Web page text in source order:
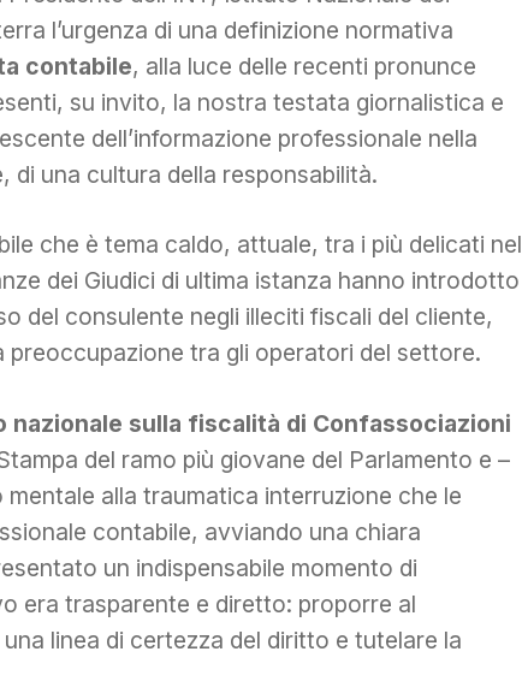
l’urgenza di una definizione normativa
contabile, alla luce delle recenti pronunce
su invito, la nostra testata giornalistica e
dell’informazione professionale nella
una cultura della responsabilità.
che è tema caldo, attuale, tra i più delicati nel
dei Giudici di ultima istanza hanno introdotto
del consulente negli illeciti fiscali del cliente,
tra gli operatori del settore.
nazionale sulla fiscalità di Confassociazioni
del ramo più giovane del Parlamento e –
alla traumatica interruzione che le
contabile, avviando una chiara
un indispensabile momento di
era trasparente e diretto: proporre al
linea di certezza del diritto e tutelare la